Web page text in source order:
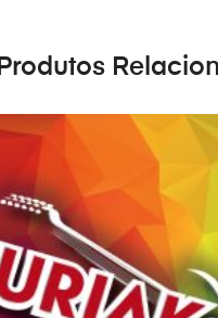
Produtos